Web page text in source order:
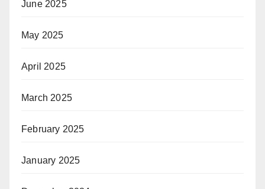
June 2025
May 2025
April 2025
March 2025
February 2025
January 2025